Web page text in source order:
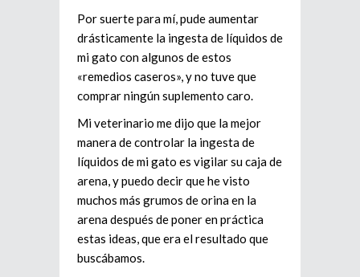
Por suerte para mí, pude aumentar
drásticamente la ingesta de líquidos de
mi gato con algunos de estos
«remedios caseros», y no tuve que
comprar ningún suplemento caro.
Mi veterinario me dijo que la mejor
manera de controlar la ingesta de
líquidos de mi gato es vigilar su caja de
arena, y puedo decir que he visto
muchos más grumos de orina en la
arena después de poner en práctica
estas ideas, que era el resultado que
buscábamos.